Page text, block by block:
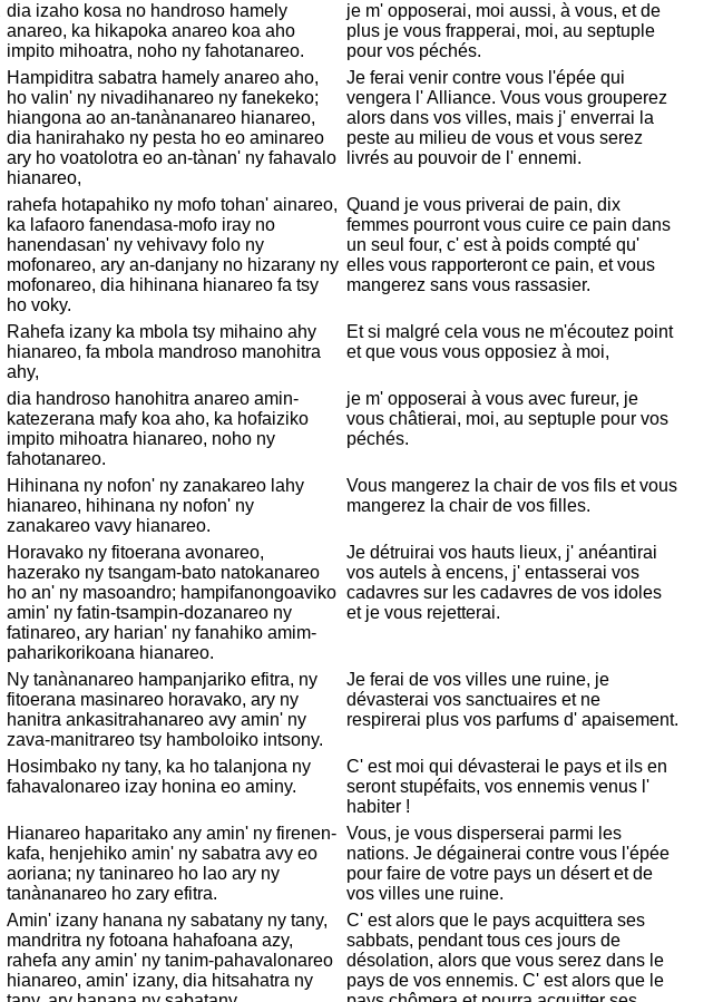
dia izaho kosa no handroso hamely
anareo, ka hikapoka anareo koa aho
impito mihoatra, noho ny fahotanareo.
je m' opposerai, moi aussi, à vous, et de
plus je vous frapperai, moi, au septuple
pour vos péchés.
Hampiditra sabatra hamely anareo aho,
ho valin' ny nivadihanareo ny fanekeko;
hiangona ao an-tanànanareo hianareo,
dia hanirahako ny pesta ho eo aminareo
ary ho voatolotra eo an-tànan' ny fahavalo
hianareo,
Je ferai venir contre vous l'épée qui
vengera l' Alliance. Vous vous grouperez
alors dans vos villes, mais j' enverrai la
peste au milieu de vous et vous serez
livrés au pouvoir de l' ennemi.
rahefa hotapahiko ny mofo tohan' ainareo,
ka lafaoro fanendasa-mofo iray no
hanendasan' ny vehivavy folo ny
mofonareo, ary an-danjany no hizarany ny
mofonareo, dia hihinana hianareo fa tsy
ho voky.
Quand je vous priverai de pain, dix
femmes pourront vous cuire ce pain dans
un seul four, c' est à poids compté qu'
elles vous rapporteront ce pain, et vous
mangerez sans vous rassasier.
Rahefa izany ka mbola tsy mihaino ahy
hianareo, fa mbola mandroso manohitra
ahy,
Et si malgré cela vous ne m'écoutez point
et que vous vous opposiez à moi,
dia handroso hanohitra anareo amin-
katezerana mafy koa aho, ka hofaiziko
impito mihoatra hianareo, noho ny
fahotanareo.
je m' opposerai à vous avec fureur, je
vous châtierai, moi, au septuple pour vos
péchés.
Hihinana ny nofon' ny zanakareo lahy
hianareo, hihinana ny nofon' ny
zanakareo vavy hianareo.
Vous mangerez la chair de vos fils et vous
mangerez la chair de vos filles.
Horavako ny fitoerana avonareo,
hazerako ny tsangam-bato natokanareo
ho an' ny masoandro; hampifanongoaviko
amin' ny fatin-tsampin-dozanareo ny
fatinareo, ary harian' ny fanahiko amim-
paharikorikoana hianareo.
Je détruirai vos hauts lieux, j' anéantirai
vos autels à encens, j' entasserai vos
cadavres sur les cadavres de vos idoles
et je vous rejetterai.
Ny tanànanareo hampanjariko efitra, ny
fitoerana masinareo horavako, ary ny
hanitra ankasitrahanareo avy amin' ny
zava-manitrareo tsy hamboloiko intsony.
Je ferai de vos villes une ruine, je
dévasterai vos sanctuaires et ne
respirerai plus vos parfums d' apaisement.
Hosimbako ny tany, ka ho talanjona ny
fahavalonareo izay honina eo aminy.
C' est moi qui dévasterai le pays et ils en
seront stupéfaits, vos ennemis venus l'
habiter !
Hianareo haparitako any amin' ny firenen-
kafa, henjehiko amin' ny sabatra avy eo
aoriana; ny taninareo ho lao ary ny
tanànanareo ho zary efitra.
Vous, je vous disperserai parmi les
nations. Je dégainerai contre vous l'épée
pour faire de votre pays un désert et de
vos villes une ruine.
Amin' izany hanana ny sabatany ny tany,
mandritra ny fotoana hahafoana azy,
rahefa any amin' ny tanim-pahavalonareo
hianareo, amin' izany, dia hitsahatra ny
C' est alors que le pays acquittera ses
sabbats, pendant tous ces jours de
désolation, alors que vous serez dans le
pays de vos ennemis. C' est alors que le